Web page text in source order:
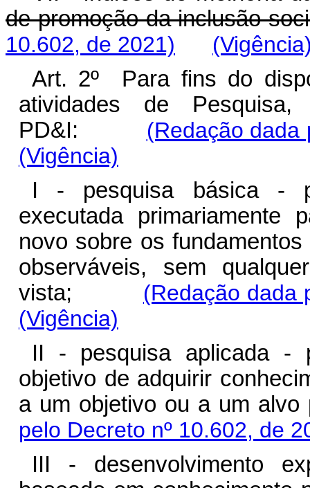
de promoção da inclusão
10.602, de 2021)
Art. 2º Para fins do
atividades de
PD&I:
(Redação dada
(Vigência)
I - pesquisa básica -
executada primariamente
novo sobre os
observáveis, sem
vista;
(Redação dada
(Vigência)
II - pesquisa aplicada -
objetivo de adquirir
a um objetivo ou a um alvo
pelo Decreto nº 10.602, de
III - desenvolvimento